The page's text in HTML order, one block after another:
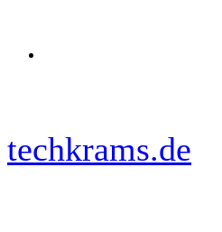
techkrams.de